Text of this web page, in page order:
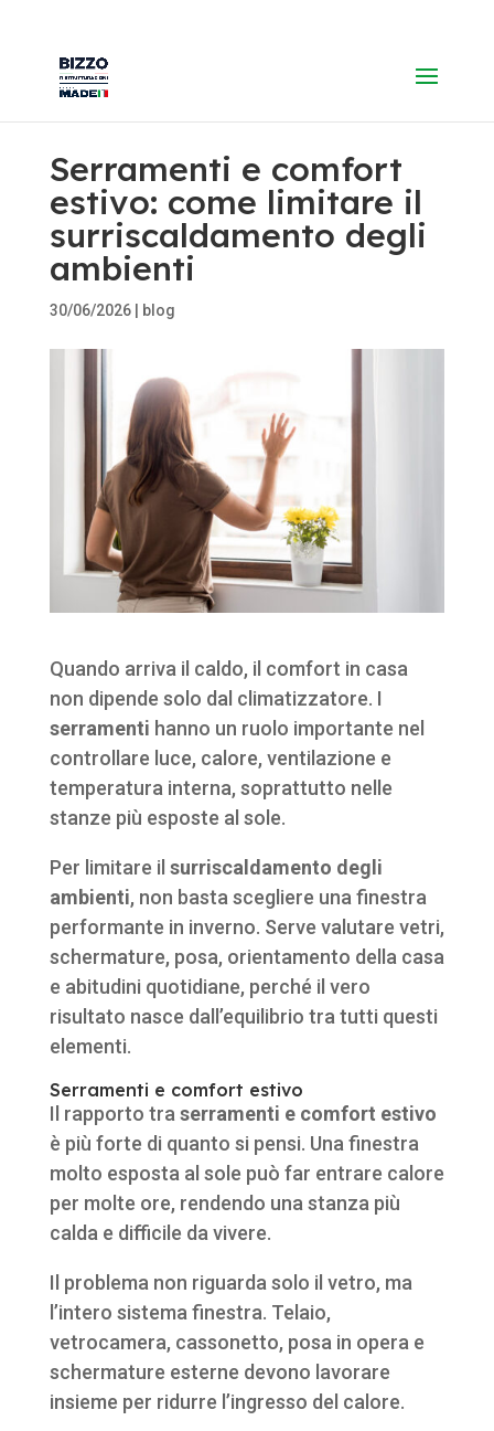
Serramenti e comfort
estivo: come limitare il
surriscaldamento degli
ambienti
30/06/2026| blog
Quando arriva il caldo, il comfort in casa
non dipende solo dal climatizzatore. I
serramenti hanno un ruolo importante nel
controllare luce, calore, ventilazione e
temperatura interna, soprattutto nelle
stanze più esposte al sole.
Per limitare il surriscaldamento degli
ambienti, non basta scegliere una finestra
performante in inverno. Serve valutare vetri,
schermature, posa, orientamento della casa
e abitudini quotidiane, perché il vero
risultato nasce dall’equilibrio tra tutti questi
elementi.
Serramenti e comfort estivo
Il rapporto tra serramenti e comfort estivo
è più forte di quanto si pensi. Una finestra
molto esposta al sole può far entrare calore
per molte ore, rendendo una stanza più
calda e difficile da vivere.
Il problema non riguarda solo il vetro, ma
l’intero sistema finestra. Telaio,
vetrocamera, cassonetto, posa in opera e
schermature esterne devono lavorare
insieme per ridurre l’ingresso del calore.